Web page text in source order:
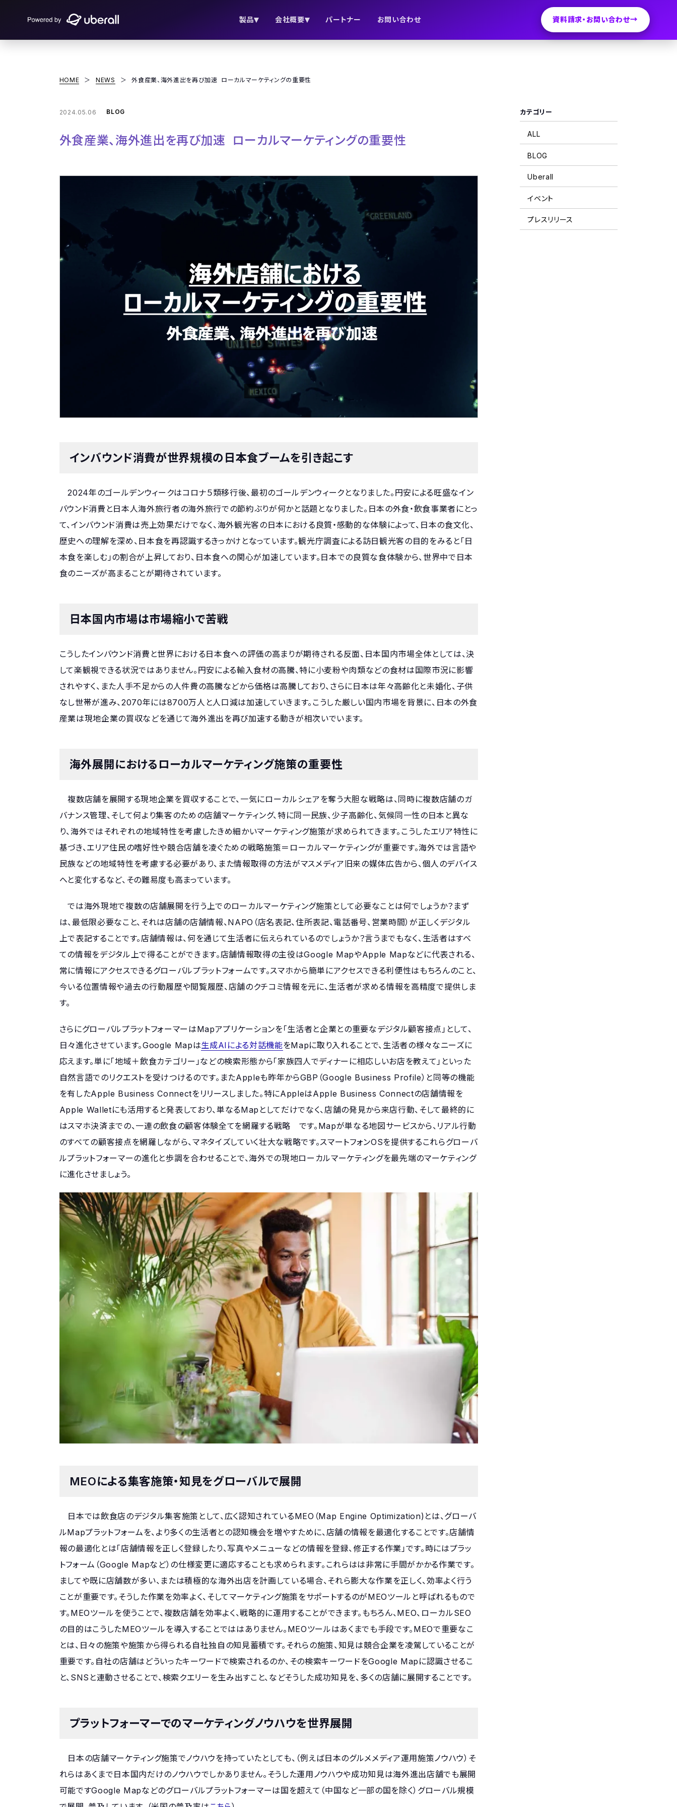
製品▾ 会社概要▾ パートナー お問い合わせ 資料請求・お問い合わせ
HOME ＞ NEWS ＞ 外食産業、海外進出を再び加速 ローカルマーケティングの重要性
2024.05.06 BLOG
外食産業、海外進出を再び加速 ローカルマーケティングの重要性
インバウンド消費が世界規模の日本食ブームを引き起こす
2024年のゴールデンウィークはコロナ５類移行後、最初のゴールデンウィークとなりました。円安による旺盛なイン
バウンド消費と日本人海外旅行者の海外旅行での節約ぶりが何かと話題となりました。日本の外食・飲食事業者にとっ
て、インバウンド消費は売上効果だけでなく、海外観光客の日本における良質・感動的な体験によって、日本の食文化、
歴史への理解を深め、日本食を再認識するきっかけとなっています。観光庁調査による訪日観光客の目的をみると「日
本食を楽しむ」の割合が上昇しており、日本食への関心が加速しています。日本での良質な食体験から、世界中で日本
食のニーズが高まることが期待されています。
日本国内市場は市場縮小で苦戦
こうしたインバウンド消費と世界における日本食への評価の高まりが期待される反面、日本国内市場全体としては、決
して楽観視できる状況ではありません。円安による輸入食材の高騰、特に小麦粉や肉類などの食材は国際市況に影響
されやすく、また人手不足からの人件費の高騰などから価格は高騰しており、さらに日本は年々高齢化と未婚化、子供
なし世帯が進み、2070年には8700万人と人口減は加速していきます。こうした厳しい国内市場を背景に、日本の外食
産業は現地企業の買収などを通じて海外進出を再び加速する動きが相次いでいます。
海外展開におけるローカルマーケティング施策の重要性
複数店舗を展開する現地企業を買収することで、一気にローカルシェアを奪う大胆な戦略は、同時に複数店舗のガ
バナンス管理、そして何より集客のための店舗マーケティング、特に同一民族、少子高齢化、気候同一性の日本と異な
り、海外ではそれぞれの地域特性を考慮したきめ細かいマーケティング施策が求められてきます。こうしたエリア特性に
基づき、エリア住民の嗜好性や競合店舗を凌ぐための戦略施策＝ローカルマーケティングが重要です。海外では言語や
民族などの地域特性を考慮する必要があり、また情報取得の方法がマスメディア旧来の媒体広告から、個人のデバイス
へと変化するなど、その難易度も高まっています。
では海外現地で複数の店舗展開を行う上でのローカルマーケティング施策として必要なことは何でしょうか？まず
は、最低限必要なこと、それは店舗の店舗情報、NAPO（店名表記、住所表記、電話番号、営業時間）が正しくデジタル
上で表記することです。店舗情報は、何を通じて生活者に伝えられているのでしょうか？言うまでもなく、生活者はすべ
ての情報をデジタル上で得ることができます。店舗情報取得の主役はGoogle MapやApple Mapなどに代表される、
常に情報にアクセスできるグローバルプラットフォームです。スマホから簡単にアクセスできる利便性はもちろんのこと、
今いる位置情報や過去の行動履歴や閲覧履歴、店舗のクチコミ情報を元に、生活者が求める情報を高精度で提供しま
す。
さらにグローバルプラットフォーマーはMapアプリケーションを「生活者と企業との重要なデジタル顧客接点」として、
日々進化させています。Google Mapは生成AIによる対話機能をMapに取り入れることで、生活者の様々なニーズに
応えます。単に「地域＋飲食カテゴリー」などの検索形態から「家族四人でディナーに相応しいお店を教えて」といった
自然言語でのリクエストを受けつけるのです。またAppleも昨年からGBP（Google Business Profile）と同等の機能
を有したApple Business Connectをリリースしました。特にAppleはApple Business Connectの店舗情報を
Apple Walletにも活用すると発表しており、単なるMapとしてだけでなく、店舗の発見から来店行動、そして最終的に
はスマホ決済までの、一連の飲食の顧客体験全てを網羅する戦略 です。Mapが単なる地図サービスから、リアル行動
のすべての顧客接点を網羅しながら、マネタイズしていく壮大な戦略です。スマートフォンOSを提供するこれらグローバ
ルプラットフォーマーの進化と歩調を合わせることで、海外での現地ローカルマーケティングを最先端のマーケティング
に進化させましょう。
MEOによる集客施策・知見をグローバルで展開
日本では飲食店のデジタル集客施策として、広く認知されているMEO（Map Engine Optimization)とは、グローバ
ルMapプラットフォームを、より多くの生活者との認知機会を増やすために、店舗の情報を最適化することです。店舗情
報の最適化とは「店舗情報を正しく登録したり、写真やメニューなどの情報を登録、修正する作業」です。時にはプラッ
トフォーム（Google Mapなど）の仕様変更に適応することも求められます。これらはは非常に手間がかかる作業です。
ましてや既に店舗数が多い、または積極的な海外出店を計画している場合、それら膨大な作業を正しく、効率よく行う
ことが重要です。そうした作業を効率よく、そしてマーケティング施策をサポートするのがMEOツールと呼ばれるもので
す。MEOツールを使うことで、複数店舗を効率よく、戦略的に運用することができます。もちろん、MEO、ローカルSEO
の目的はこうしたMEOツールを導入することでははありません。MEOツールはあくまでも手段です。MEOで重要なこ
とは、日々の施策や施策から得られる自社独自の知見蓄積です。それらの施策、知見は競合企業を凌駕していることが
重要です。自社の店舗はどういったキーワードで検索されるのか、その検索キーワードをGoogle Mapに認識させるこ
と、SNSと連動させることで、検索クエリーを生み出すこと、などそうした成功知見を、多くの店舗に展開することです。
プラットフォーマーでのマーケティングノウハウを世界展開
日本の店舗マーケティング施策でノウハウを持っていたとしても、（例えば日本のグルメメディア運用施策ノウハウ）そ
れらはあくまで日本国内だけのノウハウでしかありません。そうした運用ノウハウや成功知見は海外進出店舗でも展開
可能ですGoogle Mapなどのグローバルプラットフォーマーは国を超えて（中国など一部の国を除く）グローバル規模
カテゴリー
ALL
BLOG
Uberall
イベント
プレスリリース